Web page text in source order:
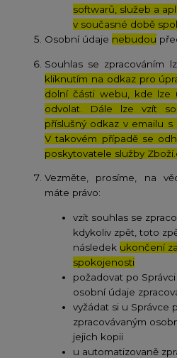
softwarů, služeb a
v současné době
Osobní údaje nebudou
Souhlas se zpracováním
kliknutím na odkaz pro
dolní části webu, kde lze
odvolat. Dále lze vzít
příslušný odkaz v emailu
V takovém případě se
poskytovatele služby
Vezměte, prosíme, na
máte právo:
vzít souhlas se
kdykoliv zpět, toto
následek ukončení
spokojenosti
požadovat po
osobní údaje
vyžádat si u Správce
zpracovávaným
jejich kopii
u automatizovaně